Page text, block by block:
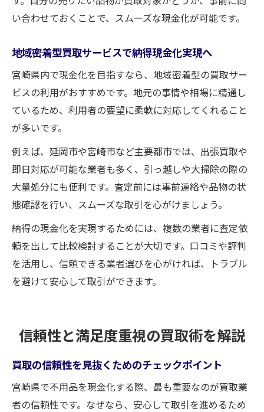
い合わせておくことで、スムーズな現金化が可能です。
地域密着型買取サービスで納得現金化実現へ
宮崎県内で現金化を目指すなら、地域密着型の買取サー
ビスの利用がおすすめです。地元の事情や相場に精通し
ているため、利用者の要望に柔軟に対応してくれること
が多いです。
例えば、延岡市や宮崎市など主要都市では、出張買取や
即日対応が可能な業者も多く、引っ越しや大掃除の際の
大量処分にも便利です。査定前には事前連絡や品物の状
態確認を行い、スムーズな取引を心がけましょう。
納得の現金化を実現するためには、複数の業者に査定依
頼を出して比較検討することが大切です。口コミや評判
を活用し、信頼できる業者選びを心がければ、トラブル
を避けて安心して取引ができます。
信頼性と満足度重視の買取術を解説
買取の信頼性を見抜くためのチェックポイント
宮崎県で不用品を現金化する際、最も重要なのが買取業
者の信頼性です。なぜなら、安心して取引を進めるため